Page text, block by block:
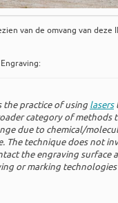
van de omvang van deze
the practice of using lasers
category of methods
due to chemical/
The technique does not
the engraving surface
or marking